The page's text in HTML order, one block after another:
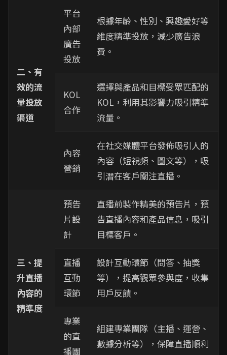
二、有
效的流
量投放
渠道
平台
內部
廣告
投放
根據年齡、性別、興趣愛好等
維度精準投放，減少廣告浪
費。
KOL
合作
選擇與產品和目標受眾匹配的
KOL，利用其影響力吸引精準
流量。
內容
營銷
在社交媒體平台發佈吸引人的
內容（短視頻、圖文等），吸
引潛在客戶關注直播。
三、提
升直播
內容的
精準度
預告
片設
計
直播前製作精美的預告片，預
告直播內容和產品信息，吸引
目標客戶。
直播
互動
環節
設計互動環節（問答、抽獎
等），提高觀眾參與度，收集
用戶反饋。
專業
的直
播團
組建專業團隊（主播、運營、
數據分析等），保障直播順利